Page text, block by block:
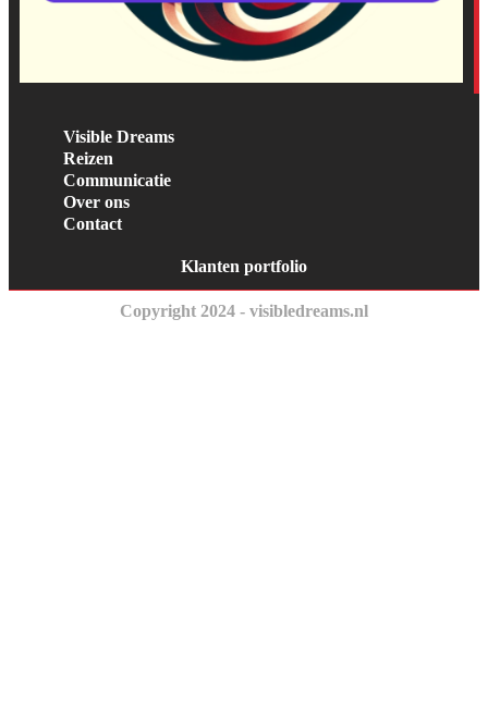
Visible Dreams
Reizen
Communicatie
Over ons
Contact
Klanten portfolio
Copyright 2024 - visibledreams.nl